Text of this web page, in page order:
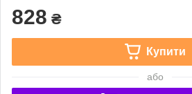
828 ₴
Купити
або